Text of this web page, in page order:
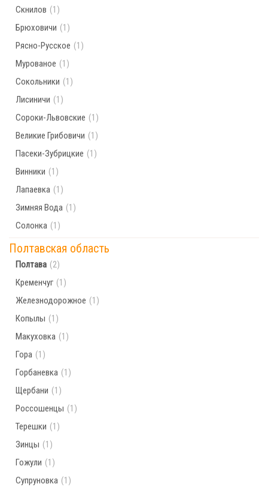
Скнилов (1)
Брюховичи (1)
Рясно-Русское (1)
Мурованое (1)
Сокольники (1)
Лисиничи (1)
Сороки-Львовские (1)
Великие Грибовичи (1)
Пасеки-Зубрицкие (1)
Винники (1)
Лапаевка (1)
Зимняя Вода (1)
Солонка (1)
Полтавская область
Полтава (2)
Кременчуг (1)
Железнодорожное (1)
Копылы (1)
Макуховка (1)
Гора (1)
Горбаневка (1)
Щербани (1)
Россошенцы (1)
Терешки (1)
Зинцы (1)
Гожули (1)
Супруновка (1)